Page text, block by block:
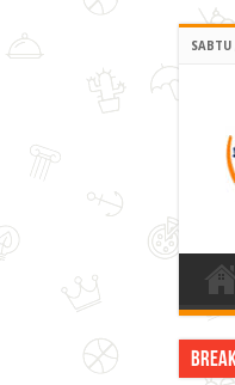
SABTU